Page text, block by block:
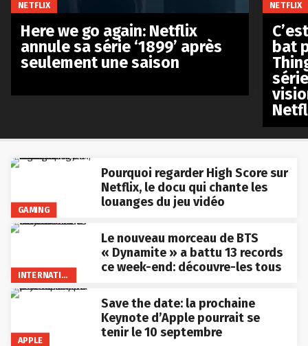
GAMING
Pourquoi regarder High Score sur
Netflix, le docu qui chante les
louanges du jeu vidéo
INTERNATIONAL
Le nouveau morceau de BTS
« Dynamite » a battu 13 records
ce week-end: découvre-les tous
APPLE
Save the date: la prochaine
Keynote d’Apple pourrait se
tenir le 10 septembre
NETFLIX
Here we go again: Netflix
annule sa série ‘1899’ après
seulement une saison
NETFLIX
bat